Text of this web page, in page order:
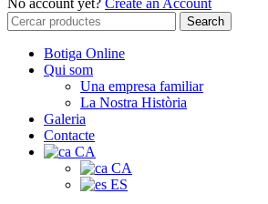
No account yet? Create an Account
Search
for:
Search
Botiga Online
Qui som
Una empresa familiar
La Nostra Història
Galeria
Contacte
CA
CA
ES